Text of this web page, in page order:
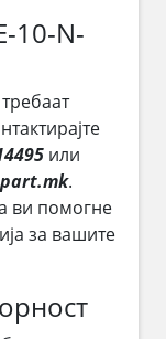
10-N-
или
.
ви помогне
за вашите